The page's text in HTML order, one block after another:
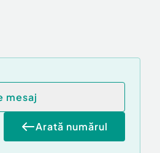
mesaj
Arată numărul